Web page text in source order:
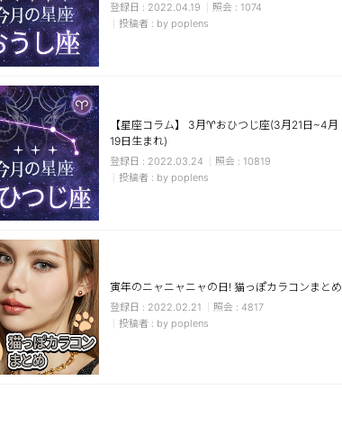
2022.04.19
1074
by poplens
【星座コラム】 3月♈おひつじ座(3月21日~4月
19日生まれ)
2022.03.24
10819
by poplens
寅年のニャニャニャの日! 猫っぽカラコンまとめ
2022.02.21
4817
by poplens